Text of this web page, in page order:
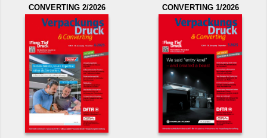
CONVERTING 2/2026
CONVERTING 1/2026